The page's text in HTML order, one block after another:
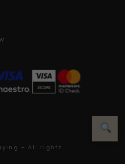
– All rights